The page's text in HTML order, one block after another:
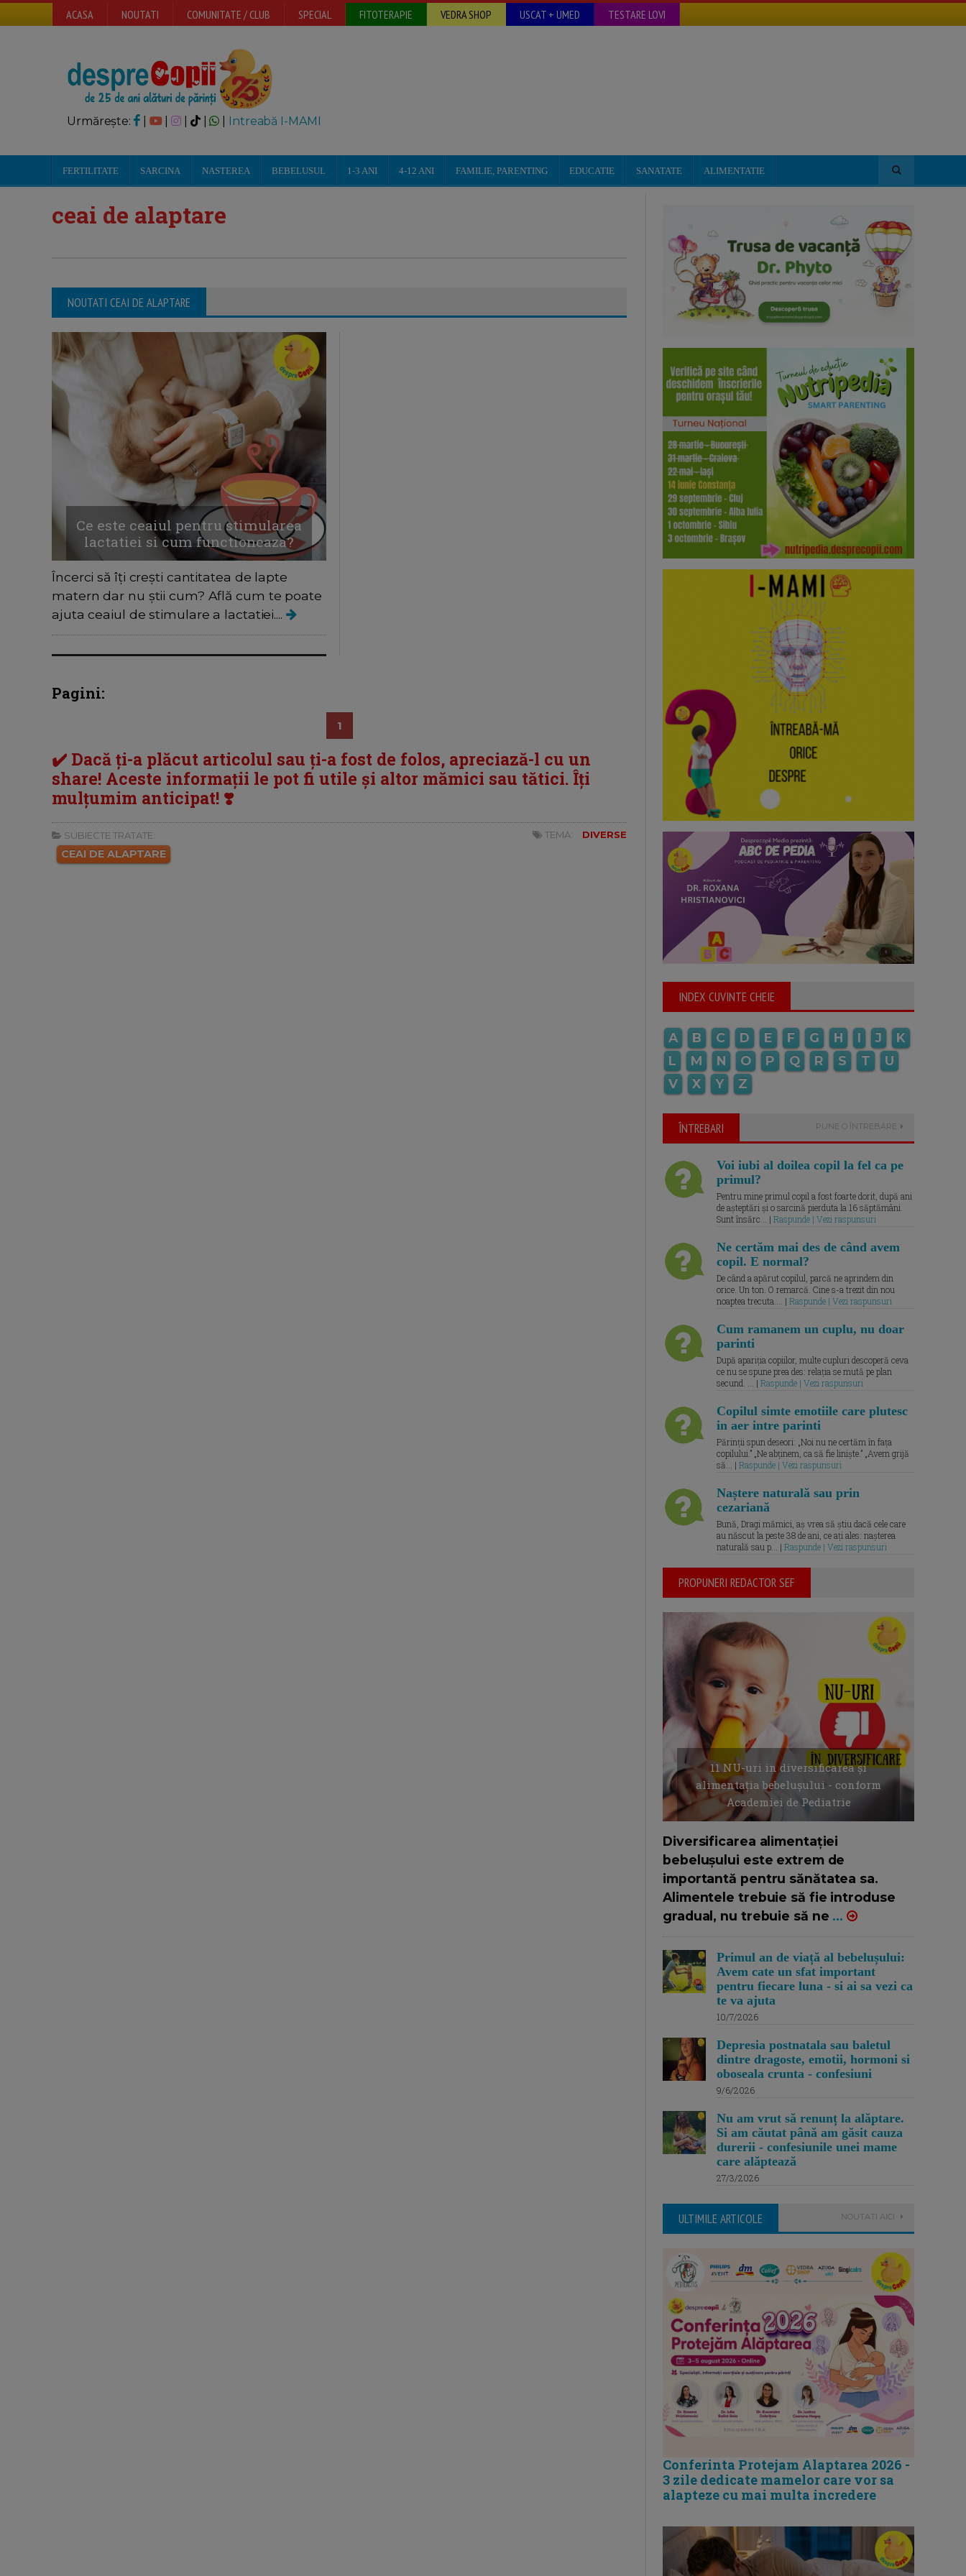
ACASA NOUTATI COMUNITATE / CLUB SPECIAL FITOTERAPIE VEDRA SHOP USCAT + UMED TESTARE LOVI
Urmărește: | | Intreabă I-MAMI
FERTILITATE SARCINA NASTEREA BEBELUSUL 1-3 ANI 4-12 ANI FAMILIE, PARENTING EDUCATIE SANATATE ALIMENTATIE
ceai de alaptare
NOUTATI CEAI DE ALAPTARE
Ce este ceaiul pentru stimularea
lactatiei si cum functioneaza?
Încerci să îți crești cantitatea de lapte
matern dar nu știi cum? Află cum te poate
ajuta ceaiul de stimulare a lactatiei....
Pagini:
1
✔️ Dacă ți-a plăcut articolul sau ți-a fost de folos, apreciază-l cu un
share! Aceste informații le pot fi utile și altor mămici sau tătici. Îți
mulțumim anticipat! ❣️
SUBIECTE TRATATE:
CEAI DE ALAPTARE
TEMA: DIVERSE
INDEX CUVINTE CHEIE
A B C D E F G H I J
K
L
M N O P Q R S T
U
V
X Y Z
ÎNTREBARI PUNE O ÎNTREBARE
Voi iubi al doilea copil la fel ca pe
primul?
Pentru mine primul copil a fost foarte dorit, după ani
de așteptări și o sarcină pierduta la 16 săptămâni.
Sunt însărc... | Raspunde | Vezi raspunsuri
Ne certăm mai des de când avem
copil. E normal?
De când a apărut copilul, parcă ne aprindem din
orice. Un ton. O remarcă. Cine s-a trezit din nou
noaptea trecuta.... | Raspunde | Vezi raspunsuri
Cum ramanem un cuplu, nu doar
parinti
După apariția copiilor, multe cupluri descoperă ceva
ce nu se spune prea des: relația se mută pe plan
secund. ... | Raspunde | Vezi raspunsuri
Copilul simte emotiile care plutesc
in aer intre parinti
Părinții spun deseori: „Noi nu ne certăm în fața
copilului.” „Ne abținem, ca să fie liniște.” „Avem grijă
să... | Raspunde | Vezi raspunsuri
Naștere naturală sau prin
cezariană
Bună, Dragi mămici, aș vrea să știu dacă cele care
au născut la peste 38 de ani, ce ați ales: nașterea
naturală sau p... | Raspunde | Vezi raspunsuri
PROPUNERI REDACTOR SEF
11 NU-uri in diversificarea și
alimentația bebelușului - conform
Academiei de Pediatrie
Diversificarea alimentației
bebelușului este extrem de
importantă pentru sănătatea sa.
Alimentele trebuie să fie introduse
gradual, nu trebuie să ne ...
Primul an de viață al bebelușului:
Avem cate un sfat important
pentru fiecare luna - si ai sa vezi ca
te va ajuta
10/7/2026
Depresia postnatala sau baletul
dintre dragoste, emotii, hormoni si
oboseala crunta - confesiuni
9/6/2026
Nu am vrut să renunț la alăptare.
Si am căutat până am găsit cauza
durerii - confesiunile unei mame
care alăptează
27/3/2026
ULTIMILE ARTICOLE NOUTATI AICI
Conferinta Protejam Alaptarea 2026 -
3 zile dedicate mamelor care vor sa
alapteze cu mai multa incredere